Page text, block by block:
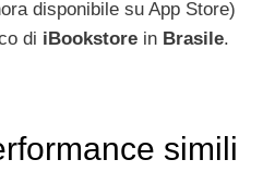
disponibile su App Store)
di iBookstore in Brasile.
simili